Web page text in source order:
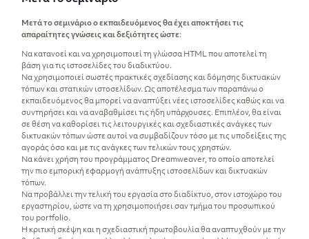
Μετά το σεμινάριο ο εκπαιδευόμενος θα έχει αποκτήσει τις
απαραίτητες γνώσεις και δεξιότητες ώστε:
Να κατανοεί και να χρησιμοποιεί τη γλώσσα HTML που αποτελεί τη
βάση για τις ιστοσελίδες του διαδικτύου.
Να χρησιμοποιεί σωστές πρακτικές σχεδίασης και δόμησης δικτυακών
τόπων και στατικών ιστοσελίδων. Ως αποτέλεσμα των παραπάνω ο
εκπαιδευόμενος θα μπορεί να αναπτύξει νέες ιστοσελίδες καθώς και να
συντηρήσει και να αναβαθμίσει τις ήδη υπάρχουσες. Επιπλέον, θα είναι
σε θέση να καθορίσει τις λειτουργικές και σχεδιαστικές ανάγκες των
δικτυακών τόπων ώστε αυτοί να συμβαδίζουν τόσο με τις υποδείξεις της
αγοράς όσο και με τις ανάγκες των τελικών τους χρηστών.
Να κάνει χρήση του προγράμματος Dreamweaver, το οποίο αποτελεί
την πιο εμπορική εφαρμογή ανάπτυξης ιστοσελίδων και δικτυακών
τόπων.
Να προβάλλει την τελική του εργασία στο διαδίκτυο, στον ιστοχώρο του
εργαστηρίου, ώστε να τη χρησιμοποιήσει σαν τμήμα του προσωπικού
του portfolio.
H κριτική σκέψη και η σχεδιαστική πρωτοβουλία θα αναπτυχθούν με την